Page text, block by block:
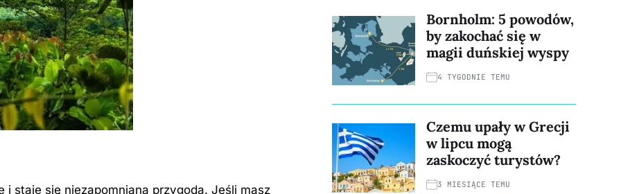
i staje się niezapomnianą przygodą. Jeśli masz
Bornholm: 5 powodów,
by zakochać się w
magii duńskiej wyspy
4 TYGODNIE TEMU
Czemu upały w Grecji
w lipcu mogą
zaskoczyć turystów?
3 MIESIĄCE TEMU